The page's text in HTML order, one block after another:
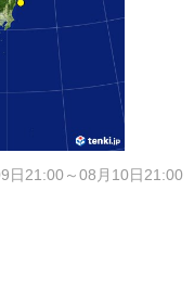
日21:00～08月10日21:00